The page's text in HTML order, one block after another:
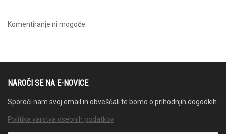
Komentiranje ni mogoče.
NAROČI SE NA E-NOVICE
Sporoči nam svoj email in obveščali te bomo o prihodnjih dogodkih.
Politika varstva osebnih podatkov